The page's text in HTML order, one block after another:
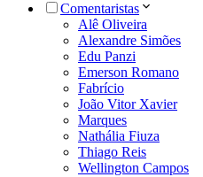
Comentaristas
Alê Oliveira
Alexandre Simões
Edu Panzi
Emerson Romano
Fabrício
João Vitor Xavier
Marques
Nathália Fiuza
Thiago Reis
Wellington Campos